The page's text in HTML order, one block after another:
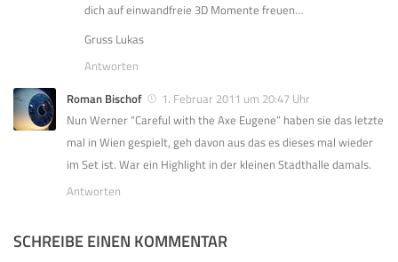
dich auf einwandfreie 3D Momente freuen…
Gruss Lukas
Antworten
Roman Bischof
1. Februar 2011 um 20:47 Uhr
Nun Werner “Careful with the Axe Eugene” haben sie das letzte
mal in Wien gespielt, geh davon aus das es dieses mal wieder
im Set ist. War ein Highlight in der kleinen Stadthalle damals.
Antworten
SCHREIBE EINEN KOMMENTAR